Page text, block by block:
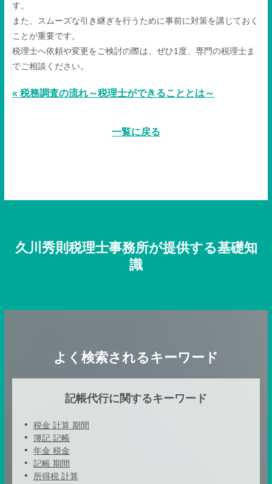
す。
また、スムーズな引き継ぎを行うために事前に対策を講じておく
ことが重要です。
税理士へ依頼や変更をご検討の際は、ぜひ1度、専門の税理士ま
でご相談ください。
« 税務調査の流れ～税理士ができることとは～
一覧に戻る
久川秀則税理士事務所が提供する基礎知
識
よく検索されるキーワード
記帳代行に関するキーワード
税金 計算 期間
簿記 記帳
年金 税金
記帳 期間
所得税 計算